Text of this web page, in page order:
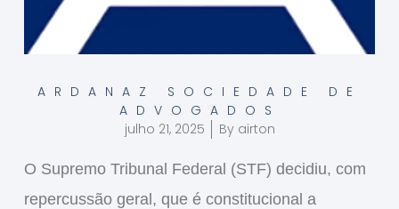
ARDANAZ SOCIEDADE DE
ADVOGADOS
julho 21, 2025
Byairton
O Supremo Tribunal Federal (STF) decidiu, com
repercussão geral, que é constitucional a